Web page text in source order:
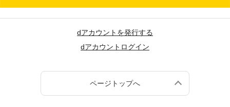
dアカウントを発行する
dアカウントログイン
ページトップへ